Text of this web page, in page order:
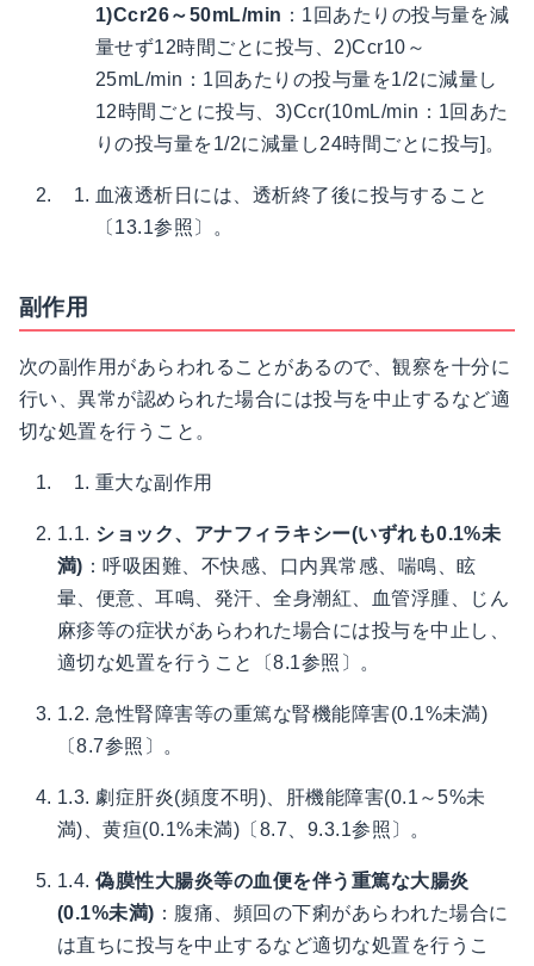
1)Ccr26～50mL/min ：1回あたりの投与量を減
量せず12時間ごとに投与、2)Ccr10～
25mL/min：1回あたりの投与量を1/2に減量し
12時間ごとに投与、3)Ccr(10mL/min：1回あた
りの投与量を1/2に減量し24時間ごとに投与]。
血液透析日には、透析終了後に投与すること
〔13.1参照〕。
副作用
次の副作用があらわれることがあるので、観察を十分に
行い、異常が認められた場合には投与を中止するなど適
切な処置を行うこと。
重大な副作用
1.1. ショック、アナフィラキシー(いずれも0.1%未
満) ：呼吸困難、不快感、口内異常感、喘鳴、眩
暈、便意、耳鳴、発汗、全身潮紅、血管浮腫、じん
麻疹等の症状があらわれた場合には投与を中止し、
適切な処置を行うこと〔8.1参照〕。
1.2. 急性腎障害等の重篤な腎機能障害(0.1%未満)
〔8.7参照〕。
1.3. 劇症肝炎(頻度不明)、肝機能障害(0.1～5%未
満)、黄疸(0.1%未満)〔8.7、9.3.1参照〕。
1.4.偽膜性大腸炎等の血便を伴う重篤な大腸炎
(0.1%未満) ：腹痛、頻回の下痢があらわれた場合に
は直ちに投与を中止するなど適切な処置を行うこ